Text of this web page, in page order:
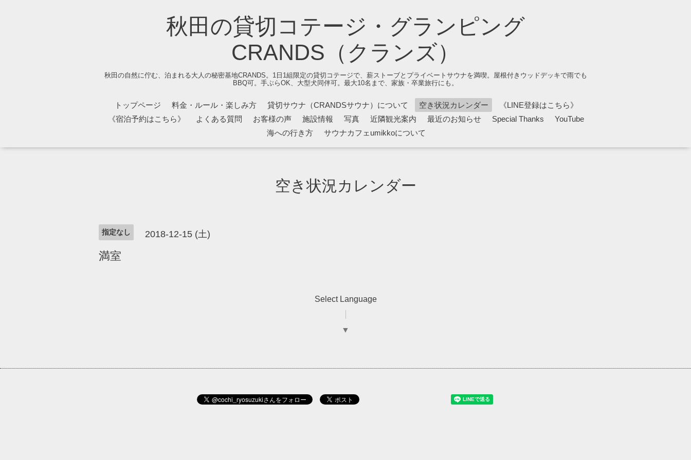
秋田の貸切コテージ・グランピング
CRANDS（クランズ）
秋田の自然に佇む、泊まれる大人の秘密基地CRANDS。1日1組限定の貸切コテージで、薪ストーブとプライベートサウナを満喫。屋根付きウッドデッキで雨でも
BBQ可。手ぶらOK、大型犬同伴可。最大10名まで、家族・卒業旅行にも。
トップページ 料金・ルール・楽しみ方 貸切サウナ（CRANDSサウナ）について 空き状況カレンダー
《LINE登録はこちら》
《宿泊予約はこちら》
よくある質問 お客様の声 施設情報 写真 近隣観光案内 最近のお知らせ Special Thanks
YouTube
海への行き方
サウナカフェumikkoについて
空き状況カレンダー
指定なし 2018-12-15 (土)
満室
Select Language
▼